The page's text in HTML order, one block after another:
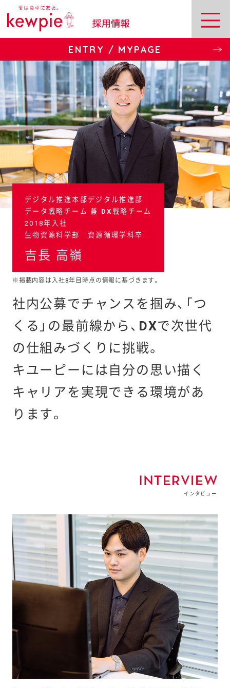
ENTRY / MYPAGE
社内公募でチャンスを掴み、 「つ
くる」の最前線から、DXで次世代
の仕組みづくりに挑戦。
キユーピーには自分の思い描く
キャリアを 実現できる環境があ
ります。
デジタル推進本部デジタル推進部
データ戦略チーム 兼 DX戦略チーム
2018年入社
生物資源科学部 資源循環学科卒
吉長 高嶺
※掲載内容は入社8年目時点の情報に基づきます。
インタビュー